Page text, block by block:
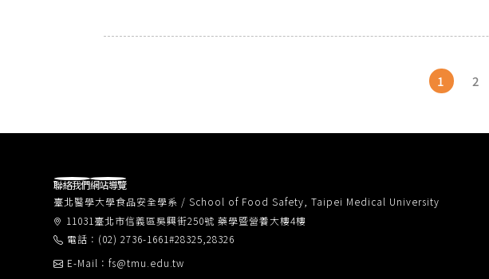
1 2
臺北醫學大學食品安全學系 / School of Food Safety, Taipei Medical University
11031臺北市信義區吳興街250號 藥學暨營養大樓4樓
電話：(02) 2736-1661#28325,28326
E-Mail：fs@tmu.edu.tw
聯絡我們網站導覽